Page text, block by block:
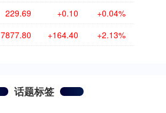
229.69 +0.10 +0.04%
7877.80 +164.40 +2.13%
话题标签